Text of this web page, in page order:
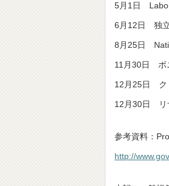
5月1日
6月12日 独
8月25日
11月30日 ボ
12月25日 ク
12月30日 リ
参考資料：
http://